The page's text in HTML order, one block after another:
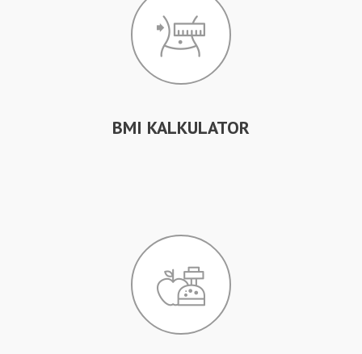
BMI KALKULATOR